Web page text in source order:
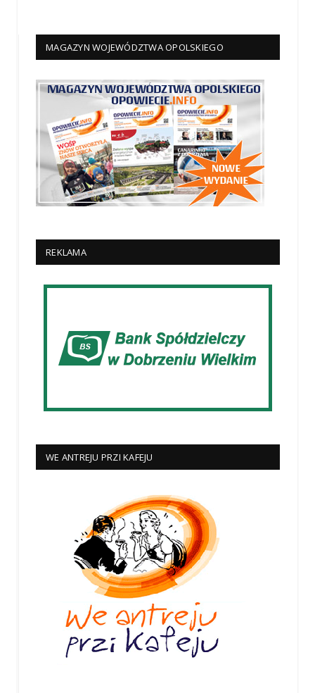
MAGAZYN WOJEWÓDZTWA OPOLSKIEGO
REKLAMA
WE ANTREJU PRZI KAFEJU